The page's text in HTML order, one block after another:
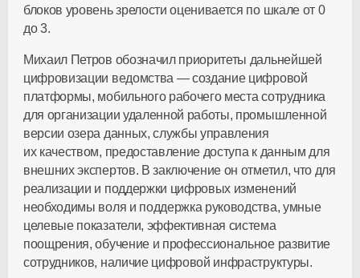
блоков уровень зрелости оценивается по шкале от 0
до 3.
Михаил Петров обозначил приоритеты дальнейшей
цифровизации ведомства — создание цифровой
платформы, мобильного рабочего места сотрудника
для организации удаленной работы, промышленной
версии озера данных, службы управления
их качеством, предоставление доступа к данным для
внешних экспертов. В заключение он отметил, что для
реализации и поддержки цифровых изменений
необходимы воля и поддержка руководства, умные
целевые показатели, эффективная система
поощрения, обучение и профессиональное развитие
сотрудников, наличие цифровой инфраструктуры.